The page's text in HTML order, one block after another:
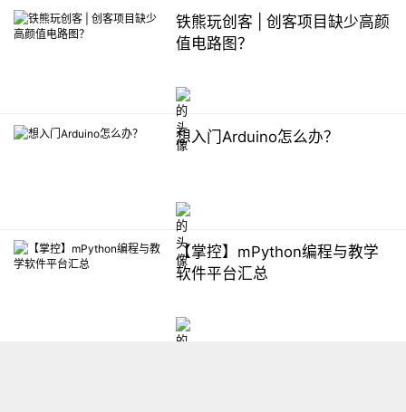
铁熊玩创客 | 创客项目缺少高颜
值电路图？
想入门Arduino怎么办？
【掌控】mPython编程与教学
软件平台汇总